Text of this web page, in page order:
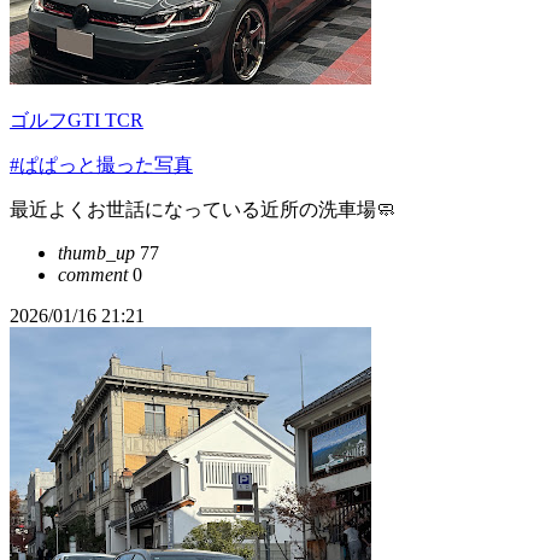
ゴルフGTI TCR
#ぱぱっと撮った写真
最近よくお世話になっている近所の洗車場🧼
thumb_up 77
comment0
2026/01/16 21:21